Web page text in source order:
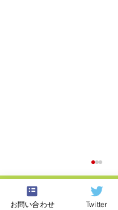
お問い合わせ Twitter